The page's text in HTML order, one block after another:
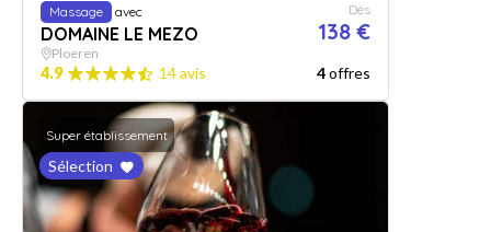
Massage avec
DOMAINE LE MEZO
Dès
138 €
Ploeren
4.9 14 avis 4offres
Super établissement
Sélection